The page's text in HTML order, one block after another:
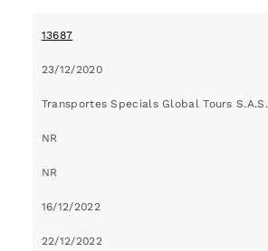
13687
23/12/2020
Transportes Specials Global Tours S.A.S.
NR
NR
16/12/2022
22/12/2022